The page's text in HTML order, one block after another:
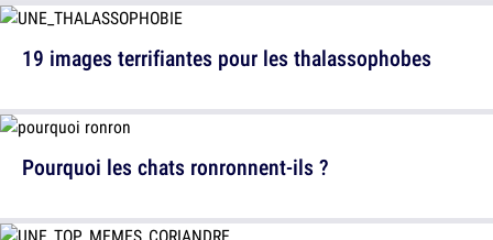
19 images terrifiantes pour les thalassophobes
Pourquoi les chats ronronnent-ils ?